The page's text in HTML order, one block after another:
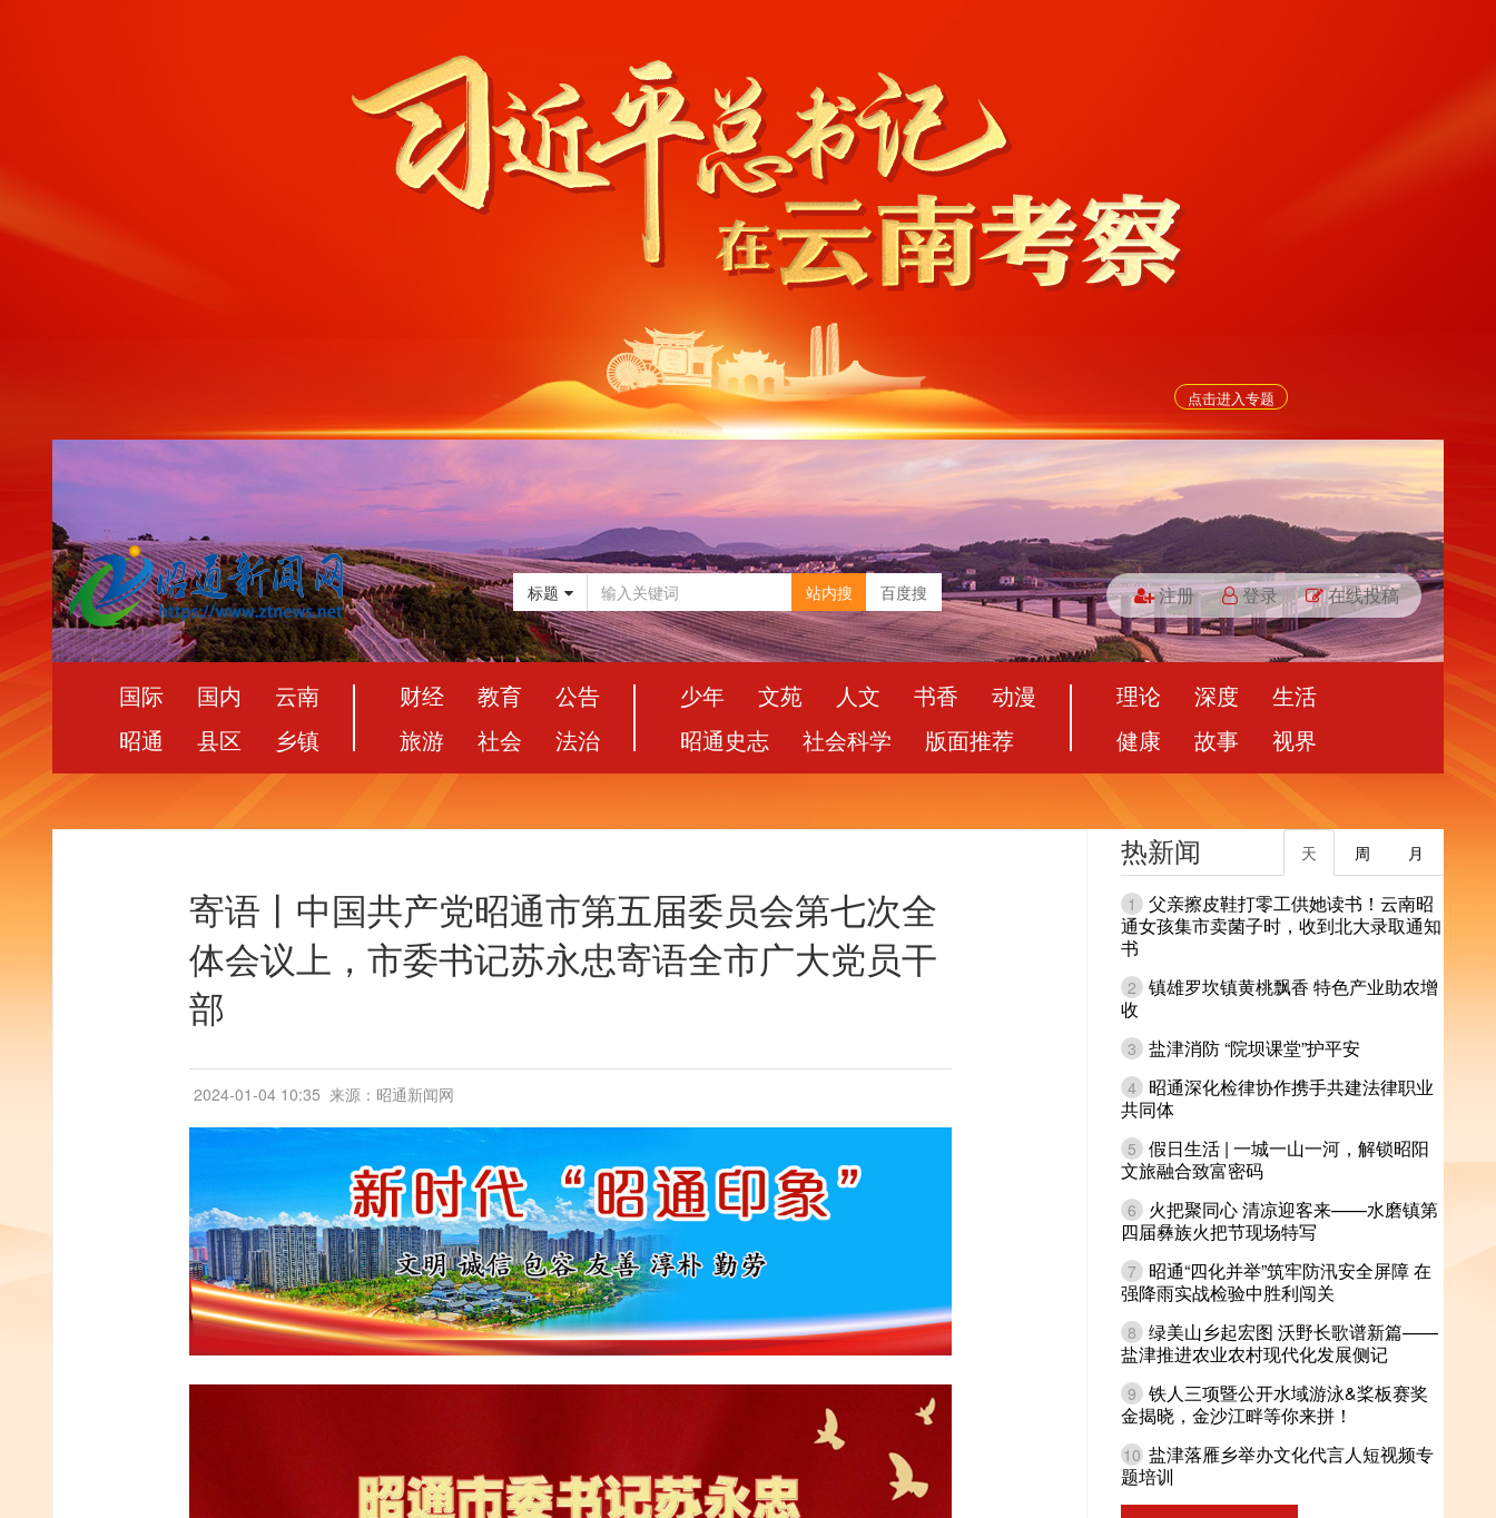
点击进入专题
标题 站内搜 百度搜 注册 登录 在线投稿
国际 国内
云南
昭通
县区 乡镇
财经 教育
公告
旅游
社会 法治
少年 文苑 人文 书香
动漫
昭通史志
社会科学 版面推荐
理论 深度
生活
健康
故事 视界
寄语丨中国共产党昭通市第五届委员会第七次全
体会议上，市委书记苏永忠寄语全市广大党员干
部
2024-01-04 10:35 来源：昭通新闻网
热新闻 月
周
天
1
父亲擦皮鞋打零工供她读书！云南昭
通女孩集市卖菌子时，收到北大录取通知
书
2 镇雄罗坎镇黄桃飘香 特色产业助农增
收
3 盐津消防 “院坝课堂”护平安
4
昭通深化检律协作携手共建法律职业
共同体
5 假日生活 | 一城一山一河，解锁昭阳
文旅融合致富密码
6
火把聚同心 清凉迎客来——水磨镇第
四届彝族火把节现场特写
7
昭通“四化并举”筑牢防汛安全屏障 在
强降雨实战检验中胜利闯关
8 绿美山乡起宏图 沃野长歌谱新篇——
盐津推进农业农村现代化发展侧记
9 铁人三项暨公开水域游泳&桨板赛奖
金揭晓，金沙江畔等你来拼！
10 盐津落雁乡举办文化代言人短视频专
题培训